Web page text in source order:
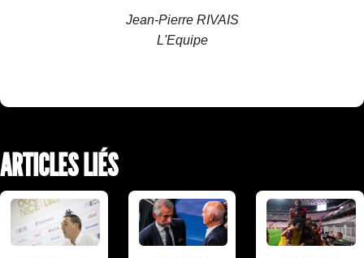
Jean-Pierre RIVAIS
L'Equipe
ARTICLES LIÉS